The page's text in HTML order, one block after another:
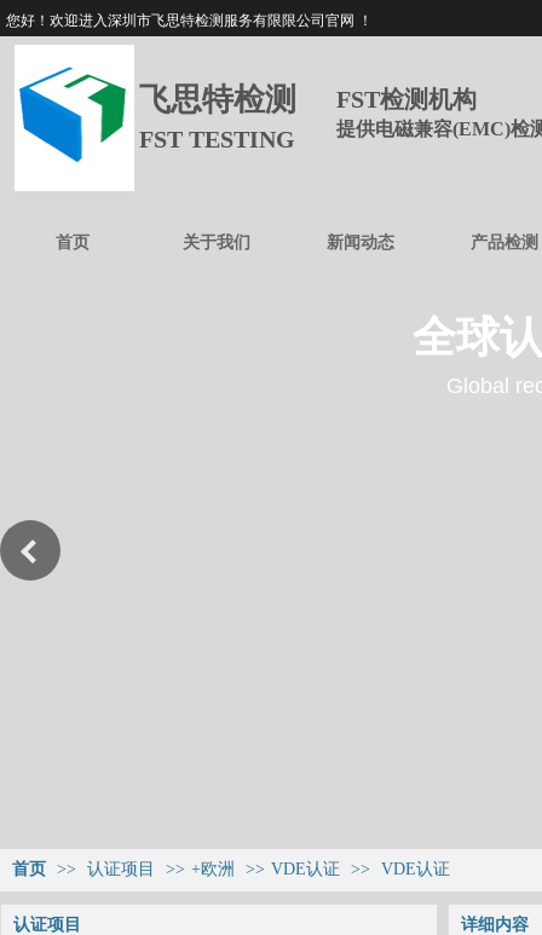
您好！欢迎进入深圳市飞思特检测服务有限限公司官网 ！
飞思特检测
FST TESTING
FST检测机构
提供电磁兼容(EMC)检
首页 关于我们 新闻动态 产品检测
全球
Global
首页 >> 认证项目 >> +欧洲 >> VDE认证 >> VDE认证
认证项目 详细内容